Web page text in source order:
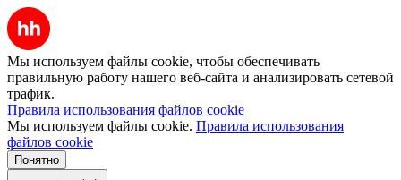
Мы используем файлы cookie, чтобы обеспечивать
правильную работу нашего веб-сайта и анализировать сетевой
трафик.
Правила использования файлов cookie
Мы используем файлы cookie. Правила использования
файлов cookie
Понятно